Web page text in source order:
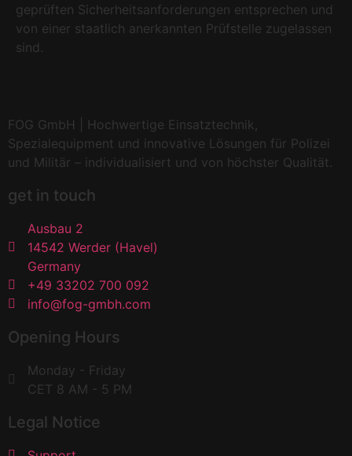
geprüften Sicherheitsanforderungen entsprechen und
von einer staatlich anerkannten Prüfstelle zugelassen
sind.
FOG GmbH | Hochwertige Einsatztechnik,
Spezialequipment und innovative Lösungen für Polizei
und Militär – individualisiert und von höchster Qualität.
get in touch
Ausbau 2
14542 Werder (Havel)
Germany
+49 33202 700 092
info@fog-gmbh.com
Opening Hours
Monday - Friday
CET 8 AM - 5 PM
Legal Notice